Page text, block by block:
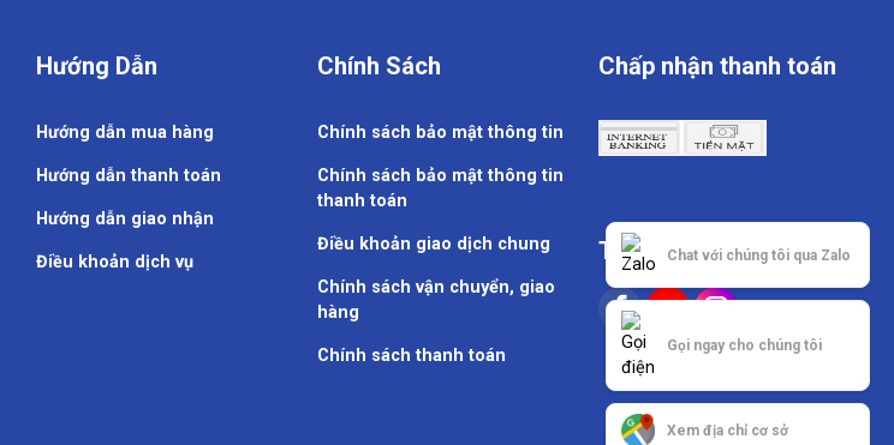
Hướng Dẫn
Hướng dẫn mua hàng
Hướng dẫn thanh toán
Hướng dẫn giao nhận
Điều khoản dịch vụ
Chính Sách
Chính sách bảo mật thông tin
Chính sách bảo mật thông tin
thanh toán
Điều khoản giao dịch chung
Chính sách vận chuyển, giao
hàng
Chính sách thanh toán
Chấp nhận thanh toán
Theo dõi chúng tôi
Chat với chúng tôi qua Zalo
Gọi ngay cho chúng tôi
Xem địa chỉ cơ sở